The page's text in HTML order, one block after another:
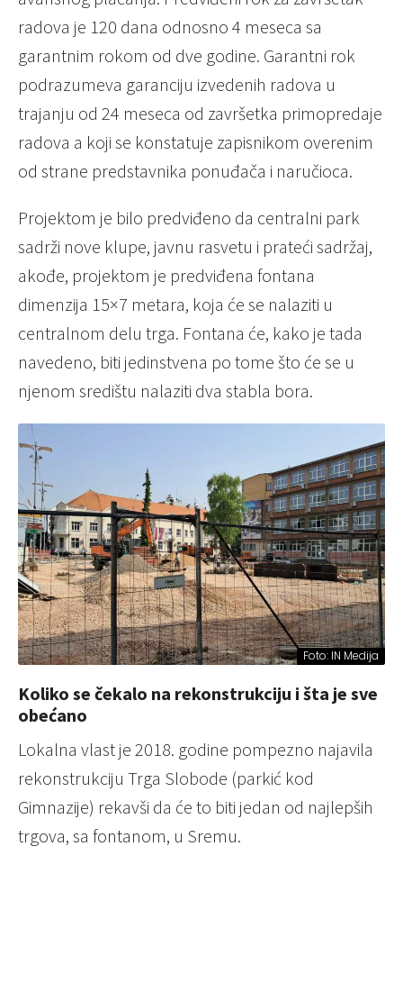
radova je 120 dana odnosno 4 meseca sa
garantnim rokom od dve godine. Garantni rok
podrazumeva garanciju izvedenih radova u
trajanju od 24 meseca od završetka primopredaje
radova a koji se konstatuje zapisnikom overenim
od strane predstavnika ponuđača i naručioca.
Projektom je bilo predviđeno da centralni park
sadrži nove klupe, javnu rasvetu i prateći sadržaj,
akođe, projektom je predviđena fontana
dimenzija 15×7 metara, koja će se nalaziti u
centralnom delu trga. Fontana će, kako je tada
navedeno, biti jedinstvena po tome što će se u
njenom središtu nalaziti dva stabla bora.
Foto: IN Medija
Koliko se čekalo na rekonstrukciju i šta je sve
obećano
Lokalna vlast je 2018. godine pompezno najavila
rekonstrukciju Trga Slobode (parkić kod
Gimnazije) rekavši da će to biti jedan od najlepših
trgova, sa fontanom, u Sremu.